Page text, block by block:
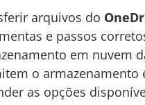
arquivos do
e passos
em nuvem
o
as opções